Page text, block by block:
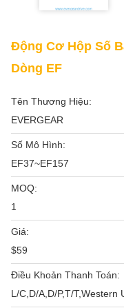
Động Cơ Hộp Số
Dòng EF
Tên Thương Hiệu:
EVERGEAR
Số Mô Hình:
EF37~EF157
MOQ:
1
Giá:
$59
Điều Khoản Thanh Toán:
L/C,D/A,D/P,T/T,Western